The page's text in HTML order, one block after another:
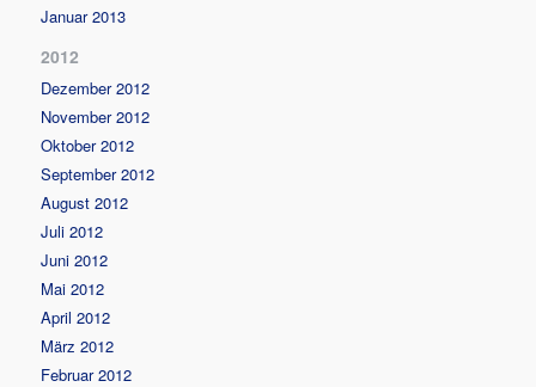
Januar 2013
2012
Dezember 2012
November 2012
Oktober 2012
September 2012
August 2012
Juli 2012
Juni 2012
Mai 2012
April 2012
März 2012
Februar 2012